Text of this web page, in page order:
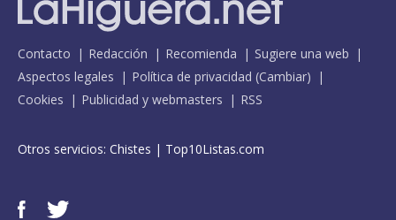
Contacto Redacción Recomienda
Sugiere una web
Aspectos legales
Política de privacidad (Cambiar)
Cookies
Publicidad y webmasters RSS
Otros servicios: Chistes | Top10Listas.com